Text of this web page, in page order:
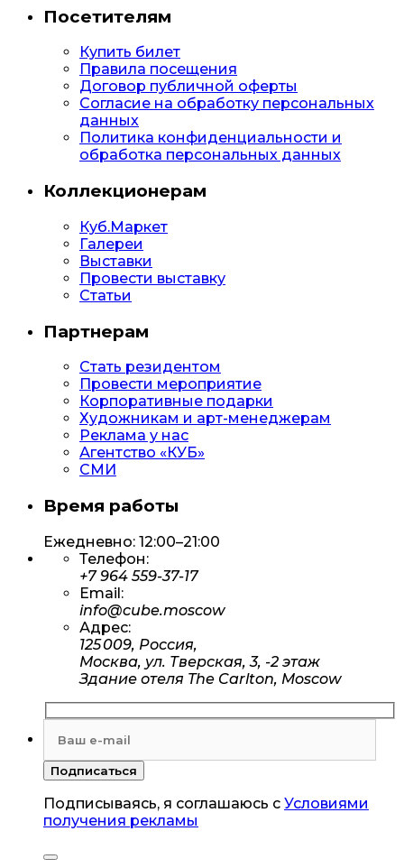
Посетителям
Купить билет
Правила посещения
Договор публичной оферты
Согласие на обработку персональных
данных
Политика конфиденциальности и
обработка персональных данных
Коллекционерам
Куб.Маркет
Галереи
Выставки
Провести выставку
Статьи
Партнерам
Стать резидентом
Провести мероприятие
Корпоративные подарки
Художникам и арт-менеджерам
Реклама у нас
Агентство «КУБ»
СМИ
Время работы
Ежедневно: 12:00–21:00
Телефон:
+7 964 559-37-17
Email:
info@cube.moscow
Адрес:
125 009, Россия,
Москва, ул. Тверская, 3, -2 этаж
Здание отеля The Carlton, Moscow
Подписываясь, я соглашаюсь с Условиями
получения рекламы